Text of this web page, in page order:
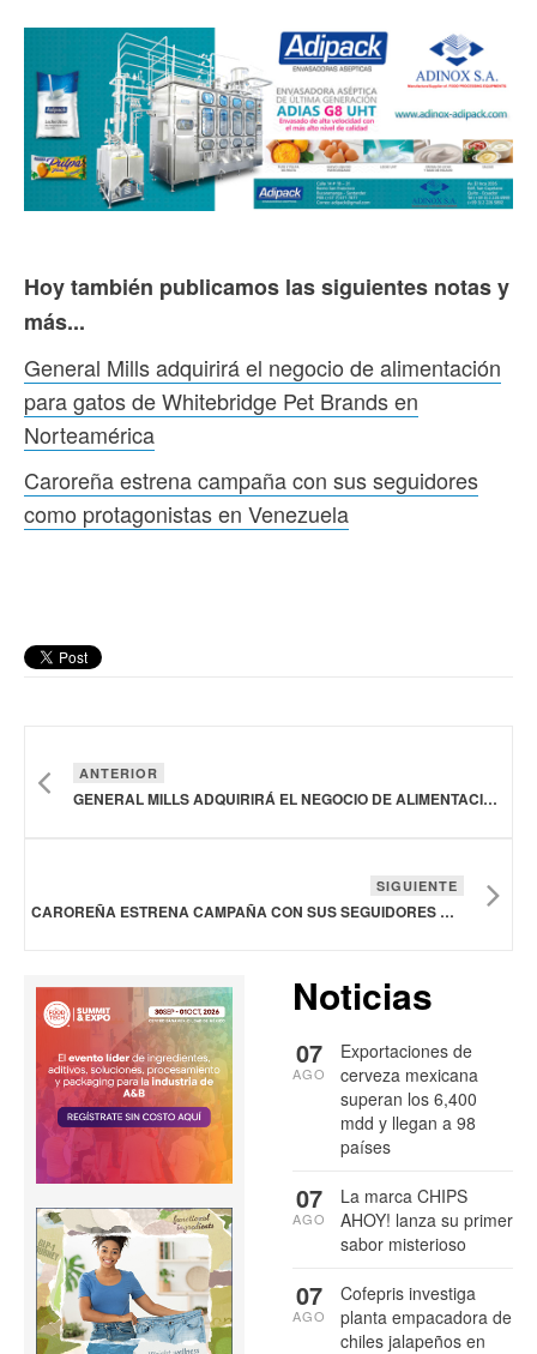
Hoy también publicamos las siguientes notas y
más...
General Mills adquirirá el negocio de alimentación
para gatos de Whitebridge Pet Brands en
Norteamérica
Caroreña estrena campaña con sus seguidores
como protagonistas en Venezuela
ANTERIOR
GENERAL MILLS ADQUIRIRÁ EL NEGOCIO DE ALIMENTACIÓN PARA GATOS DE WHITEBRIDGE PET BRANDS EN NORTEAMÉRICA
SIGUIENTE
CAROREÑA ESTRENA CAMPAÑA CON SUS SEGUIDORES COMO PROTAGONISTAS EN VENEZUELA
Noticias
Exportaciones de
cerveza mexicana
superan los 6,400
mdd y llegan a 98
países
07
AGO
La marca CHIPS
AHOY! lanza su primer
sabor misterioso
07
AGO
Cofepris investiga
planta empacadora de
chiles jalapeños en
07
AGO